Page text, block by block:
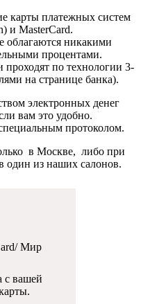
карты платежных систем
и MasterCard.
облагаются никакими
процентами.
по технологии 3-
на странице банка).
электронных денег
вам это удобно.
протоколом.
в Москве, либо при
один из наших салонов.
Мир
с вашей